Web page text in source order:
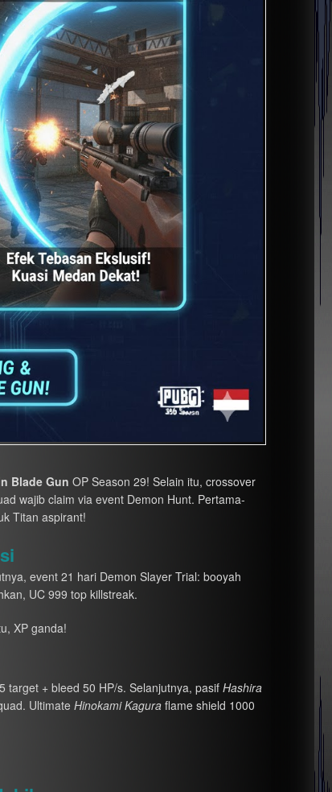
Blade Gun OP Season 29! Selain itu, crossover
wajib claim via event Demon Hunt. Pertama-
Titan aspirant!
event 21 hari Demon Slayer Trial: booyah
UC 999 top killstreak.
XP ganda!
target + bleed 50 HP/s. Selanjutnya, pasif Hashira
Ultimate Hinokami Kaguraflame shield 1000